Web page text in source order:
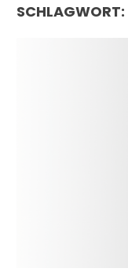
SCHLAGWORT: